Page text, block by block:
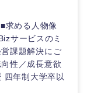
求める人物像
サービスのミ
課題解決にご
性／成長意欲
年制大学卒以